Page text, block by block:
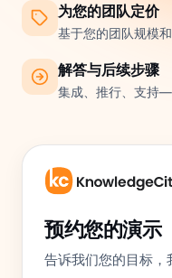
为您的团队定价
基于您的团队规模
解答与后续步骤
集成、推行、支持
预约您的演示
告诉我们您的目标，